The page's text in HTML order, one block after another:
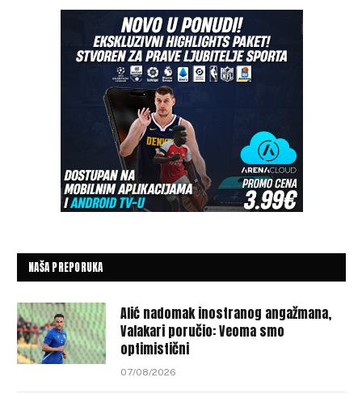
NAŠA PREPORUKA
Alić nadomak inostranog angažmana,
Valakari poručio: Veoma smo
optimistični
07/08/2026